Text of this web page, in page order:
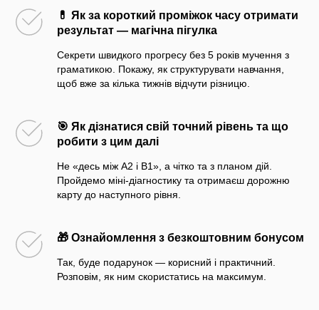
💊 Як за короткий проміжок часу отримати
результат — магічна пігулка
Секрети швидкого прогресу без 5 років мучення з
граматикою. Покажу, як структурувати навчання,
щоб вже за кілька тижнів відчути різницю.
🎯 Як дізнатися свій точний рівень та що
робити з цим далі
Не «десь між A2 і B1», а чітко та з планом дій.
Пройдемо міні-діагностику та отримаєш дорожню
карту до наступного рівня.
🎁 Ознайомлення з безкоштовним бонусом
Так, буде подарунок — корисний і практичний.
Розповім, як ним скористатись на максимум.